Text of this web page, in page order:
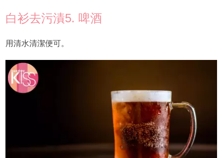
白衫去污漬5. 啤酒
用清水清潔便可。